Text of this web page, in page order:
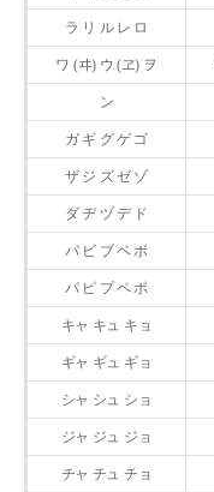
ラ リ ル レ ロ
ワ (ヰ) ウ (ヱ) ヲ
ン
ガ ギ グ ゲ ゴ
ザ ジ ズ ゼ ゾ
ダ ヂ ヅ デ ド
バ ビ ブ ベ ボ
パ ピ プ ペ ポ
キャ キュ キョ
ギャ ギュ ギョ
シャ シュ ショ
ジャ ジュ ジョ
チャ チュ チョ